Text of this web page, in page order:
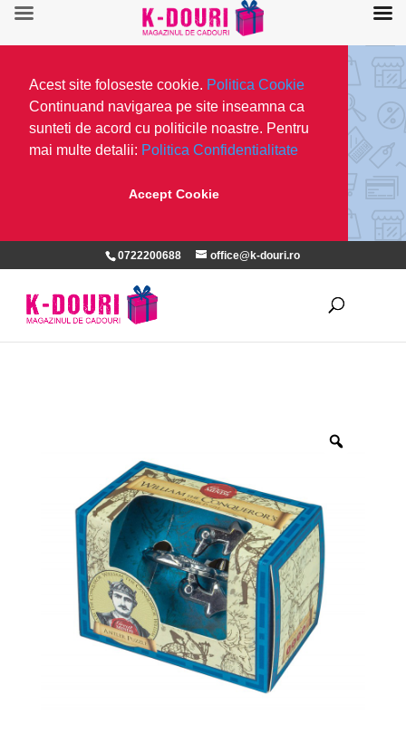
Acest site foloseste cookie. Politica Cookie
Continuand navigarea pe site inseamna ca
sunteti de acord cu politicile noastre. Pentru
mai multe detalii: Politica Confidentialitate
Accept Cookie
0722200688 office@k-douri.ro